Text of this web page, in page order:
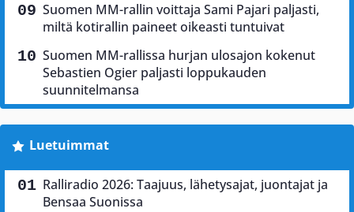
Suomen MM-rallin voittaja Sami Pajari paljasti,
miltä kotirallin paineet oikeasti tuntuivat
Suomen MM-rallissa hurjan ulosajon kokenut
Sebastien Ogier paljasti loppukauden
suunnitelmansa
Luetuimmat
Ralliradio 2026: Taajuus, lähetysajat, juontajat ja
Bensaa Suonissa